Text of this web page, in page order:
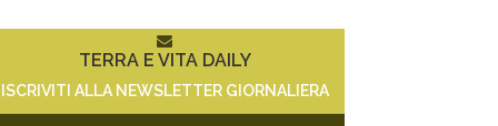
TERRA E VITA DAILY
ISCRIVITI ALLA NEWSLETTER GIORNALIERA